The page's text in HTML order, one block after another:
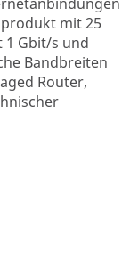
mit 25
1 Gbit/s und
Bandbreiten
Router,